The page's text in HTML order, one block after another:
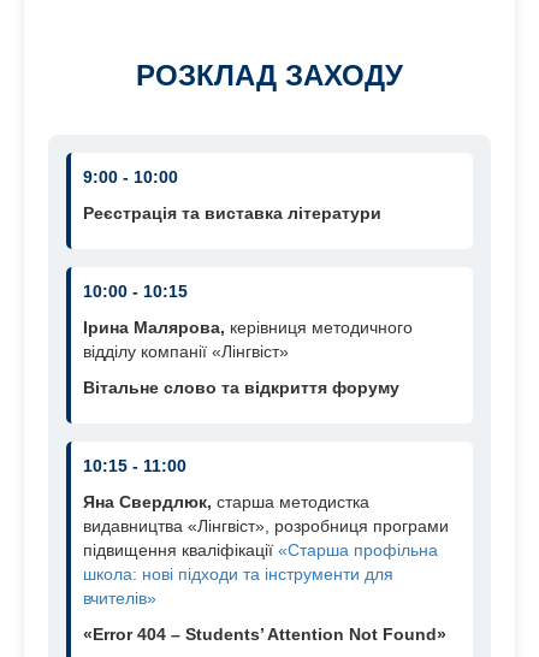
РОЗКЛАД ЗАХОДУ
9:00 - 10:00
Реєстрація та виставка літератури
10:00 - 10:15
Ірина Малярова, керівниця методичного
відділу компанії «Лінгвіст»
Вітальне слово та відкриття форуму
10:15 - 11:00
Яна Свердлюк, старша методистка
видавництва «Лінгвіст», розробниця програми
підвищення кваліфікації «Старша профільна
школа: нові підходи та інструменти для
вчителів»
«Error 404 – Students’ Attention Not Found»